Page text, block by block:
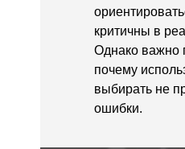
критичны в
Однако важно
почему
выбирать не
ошибки.